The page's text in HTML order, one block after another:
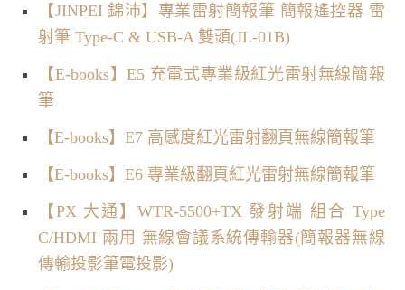
【JINPEI 錦沛】專業雷射簡報筆 簡報遙控器 雷
射筆 Type-C & USB-A 雙頭(JL-01B)
【E-books】E5 充電式專業級紅光雷射無線簡報
筆
【E-books】E7 高感度紅光雷射翻頁無線簡報筆
【E-books】E6 專業級翻頁紅光雷射無線簡報筆
【PX 大通】WTR-5500+TX 發射端 組合 Type
C/HDMI 兩用 無線會議系統傳輸器(簡報器無線
傳輸投影筆電投影)